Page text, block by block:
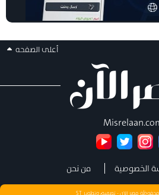
أعلى الصفحه
الخصوصية من نحن
مصر الان - تصميم وتطويرST